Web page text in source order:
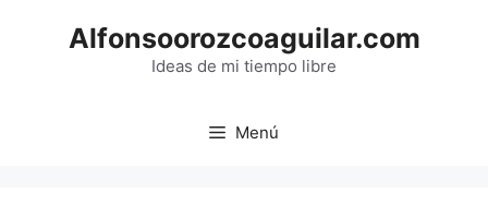
Alfonsoorozcoaguilar.com
Ideas de mi tiempo libre
Menú